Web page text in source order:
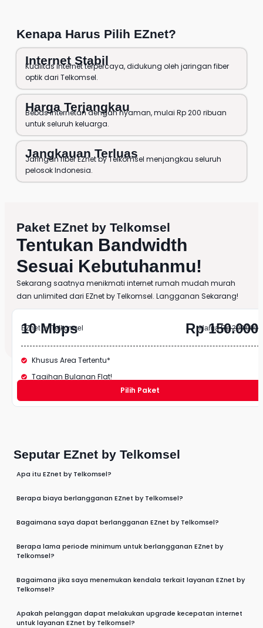
Kenapa Harus Pilih EZnet?
Internet Stabil
Kualitas internet terpercaya, didukung oleh jaringan fiber
optik dari Telkomsel.
Harga Terjangkau
Bebas internetan dengan nyaman, mulai Rp 200 ribuan
untuk seluruh keluarga.
Jangkauan Terluas
Jaringan fiber EZnet by Telkomsel menjangkau seluruh
pelosok Indonesia.
Paket EZnet by Telkomsel
Tentukan Bandwidth
Sesuai Kebutuhanmu!
Sekarang saatnya menikmati internet rumah mudah murah
dan unlimited dari EZnet by Telkomsel. Langganan Sekarang!
EZnet by Telkomsel
10 Mbps HargaRp 200.000
Rp 150.000
Khusus Area Tertentu*
Tagihan Bulanan Flat!
Pilih Paket
Seputar EZnet by Telkomsel
Apa itu EZnet by Telkomsel?
Berapa biaya berlangganan EZnet by Telkomsel?
Bagaimana saya dapat berlangganan EZnet by Telkomsel?
Berapa lama periode minimum untuk berlangganan EZnet by
Telkomsel?
Bagaimana jika saya menemukan kendala terkait layanan EZnet by
Telkomsel?
Apakah pelanggan dapat melakukan upgrade kecepatan internet
untuk layanan EZnet by Telkomsel?